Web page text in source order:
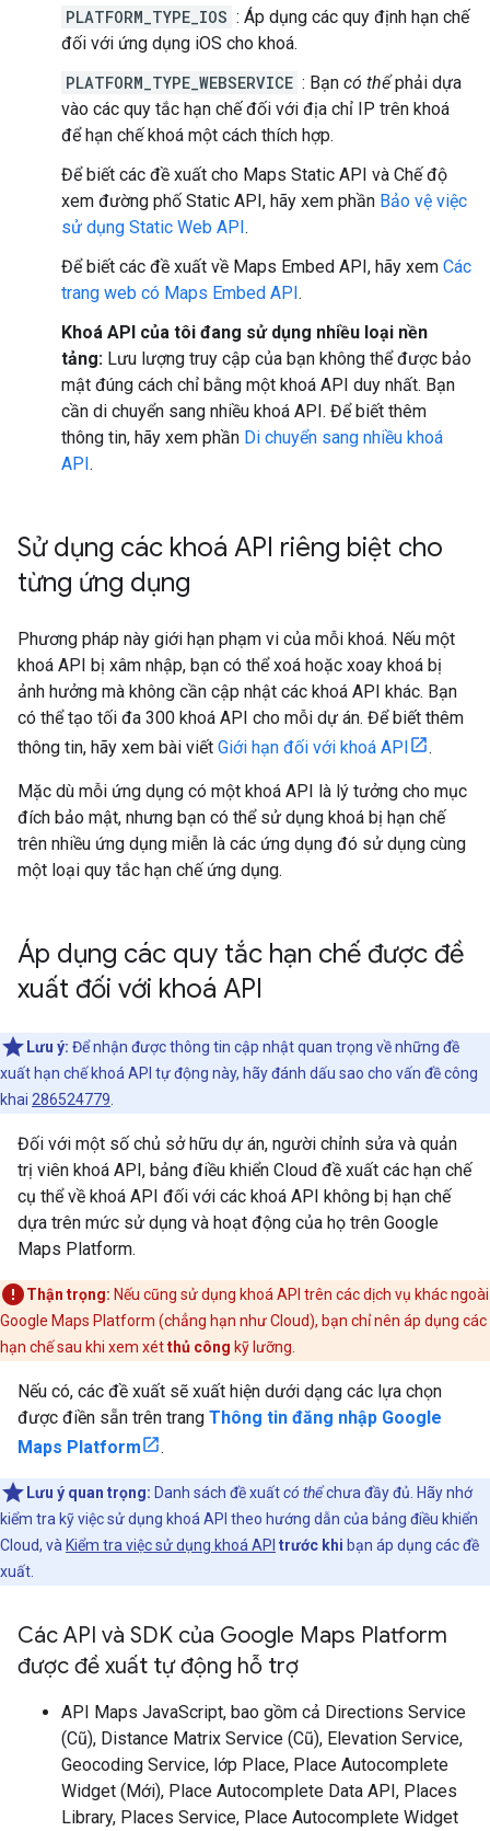
PLATFORM_TYPE_IOS : Áp dụng các quy định hạn chế
đối với ứng dụng iOS cho khoá.
PLATFORM_TYPE_WEBSERVICE : Bạn có thểphải dựa
vào các quy tắc hạn chế đối với địa chỉ IP trên khoá
để hạn chế khoá một cách thích hợp.
Để biết các đề xuất cho Maps Static API và Chế độ
xem đường phố Static API, hãy xem phần Bảo vệ việc
sử dụng Static Web API.
Để biết các đề xuất về Maps Embed API, hãy xem Các
trang web có Maps Embed API.
Khoá API của tôi đang sử dụng nhiều loại nền
tảng: Lưu lượng truy cập của bạn không thể được bảo
mật đúng cách chỉ bằng một khoá API duy nhất. Bạn
cần di chuyển sang nhiều khoá API. Để biết thêm
thông tin, hãy xem phần Di chuyển sang nhiều khoá
API.
Sử dụng các khoá API riêng biệt cho
từng ứng dụng
Phương pháp này giới hạn phạm vi của mỗi khoá. Nếu một
khoá API bị xâm nhập, bạn có thể xoá hoặc xoay khoá bị
ảnh hưởng mà không cần cập nhật các khoá API khác. Bạn
có thể tạo tối đa 300 khoá API cho mỗi dự án. Để biết thêm
thông tin, hãy xem bài viết Giới hạn đối với khoá API .
Mặc dù mỗi ứng dụng có một khoá API là lý tưởng cho mục
đích bảo mật, nhưng bạn có thể sử dụng khoá bị hạn chế
trên nhiều ứng dụng miễn là các ứng dụng đó sử dụng cùng
một loại quy tắc hạn chế ứng dụng.
Áp dụng các quy tắc hạn chế được đề
xuất đối với khoá API
Lưu ý: Để nhận được thông tin cập nhật quan trọng về những đề
xuất hạn chế khoá API tự động này, hãy đánh dấu sao cho vấn đề công
khai 286524779
Đối với một số chủ sở hữu dự án, người chỉnh sửa và quản
trị viên khoá API, bảng điều khiển Cloud đề xuất các hạn chế
cụ thể về khoá API đối với các khoá API không bị hạn chế
dựa trên mức sử dụng và hoạt động của họ trên Google
Maps Platform.
Thận trọng: Nếu cũng sử dụng khoá API trên các dịch vụ khác ngoài
Google Maps Platform (chẳng hạn như Cloud), bạn chỉ nên áp dụng các
hạn chế sau khi xem xétthủ công kỹ lưỡng.
Nếu có, các đề xuất sẽ xuất hiện dưới dạng các lựa chọn
được điền sẵn trên trang Thông tin đăng nhập Google
Maps Platform
.
Lưu ý quan trọng: Danh sách đề xuấtcó thểchưa đầy đủ. Hãy nhớ
kiểm tra kỹ việc sử dụng khoá API theo hướng dẫn của bảng điều khiển
Cloud, và Kiểm tra việc sử dụng khoá API trước khi bạn áp dụng các đề
xuất.
Các API và SDK của Google Maps Platform
được đề xuất tự động hỗ trợ
API Maps JavaScript, bao gồm cả Directions Service
(Cũ), Distance Matrix Service (Cũ), Elevation Service,
Geocoding Service, lớp Place, Place Autocomplete
Widget (Mới), Place Autocomplete Data API, Places
Library, Places Service, Place Autocomplete Widget